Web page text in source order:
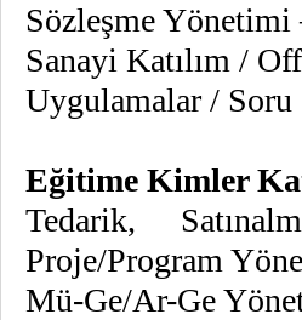
Sözleşme
Sanayi Katılım /
Uygulamalar /
Eğitime Kimler
Tedarik,
Proje/Program
Mü-Ge/Ar-Ge